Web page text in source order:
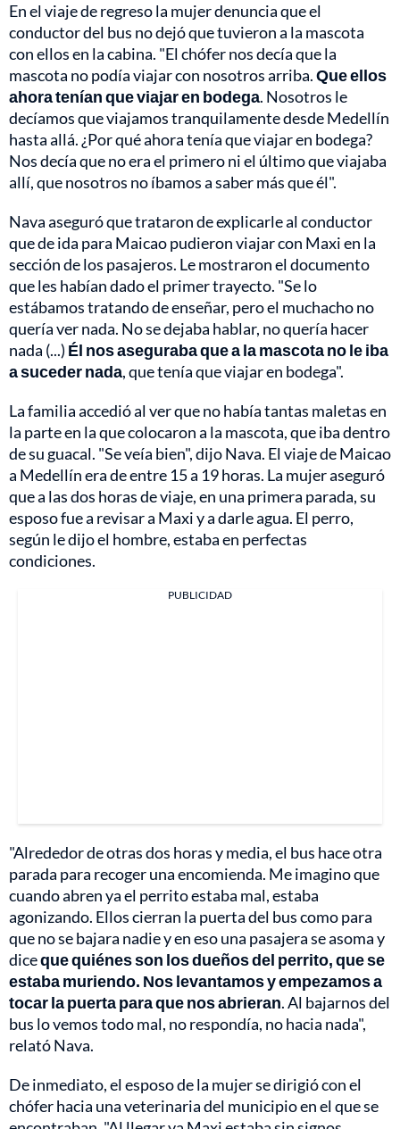
En el viaje de regreso la mujer denuncia que el
conductor del bus no dejó que tuvieron a la mascota
con ellos en la cabina. "El chófer nos decía que la
mascota no podía viajar con nosotros arriba.Que ellos
ahora tenían que viajar en bodega. Nosotros le
decíamos que viajamos tranquilamente desde Medellín
hasta allá. ¿Por qué ahora tenía que viajar en bodega?
Nos decía que no era el primero ni el último que viajaba
allí, que nosotros no íbamos a saber más que él".
Nava aseguró que trataron de explicarle al conductor
que de ida para Maicao pudieron viajar con Maxi en la
sección de los pasajeros. Le mostraron el documento
que les habían dado el primer trayecto. "Se lo
estábamos tratando de enseñar, pero el muchacho no
quería ver nada. No se dejaba hablar, no quería hacer
nada (...) Él nos aseguraba que a la mascota no le iba
a suceder nada, que tenía que viajar en bodega".
La familia accedió al ver que no había tantas maletas en
la parte en la que colocaron a la mascota, que iba dentro
de su guacal. "Se veía bien", dijo Nava. El viaje de Maicao
a Medellín era de entre 15 a 19 horas. La mujer aseguró
que a las dos horas de viaje, en una primera parada, su
esposo fue a revisar a Maxi y a darle agua. El perro,
según le dijo el hombre, estaba en perfectas
condiciones.
PUBLICIDAD
"Alrededor de otras dos horas y media, el bus hace otra
parada para recoger una encomienda. Me imagino que
cuando abren ya el perrito estaba mal, estaba
agonizando. Ellos cierran la puerta del bus como para
que no se bajara nadie y en eso una pasajera se asoma y
diceque quiénes son los dueños del perrito, que se
estaba muriendo. Nos levantamos y empezamos a
tocar la puerta para que nos abrieran. Al bajarnos del
bus lo vemos todo mal, no respondía, no hacia nada",
relató Nava.
De inmediato, el esposo de la mujer se dirigió con el
chófer hacia una veterinaria del municipio en el que se